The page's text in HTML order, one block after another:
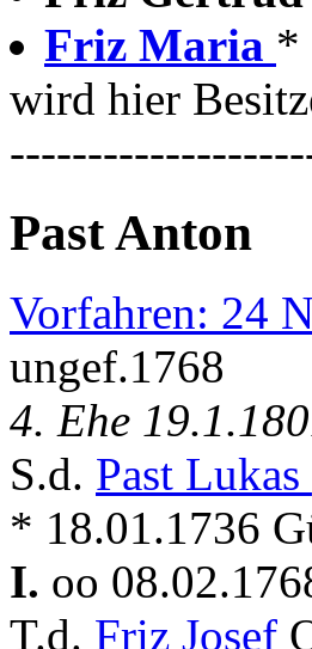
Friz Maria *
wird hier
Past Anton
Vorfahren: 24
ungef.1768
4. Ehe
S.d. Past Lukas
* 18.01.1736
I. oo
T.d. Friz Josef